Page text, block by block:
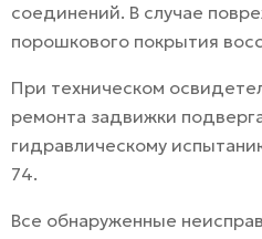
соединений. В случае
порошкового покрытия
При техническом
ремонта задвижки
гидравлическому
74.
Все обнаруженные